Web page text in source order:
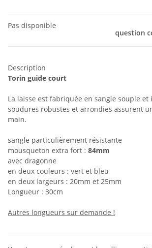
Pas disponible
question
Description
Torin guide court
La laisse est fabriquée en sangle souple et
soudures robustes et arrondies assurent
main.
sangle particulièrement résistante
mousqueton extra fort : 84mm
avec dragonne
en deux couleurs : vert et bleu
en deux largeurs : 20mm et 25mm
Longueur : 30cm
Autres longueurs sur demande !